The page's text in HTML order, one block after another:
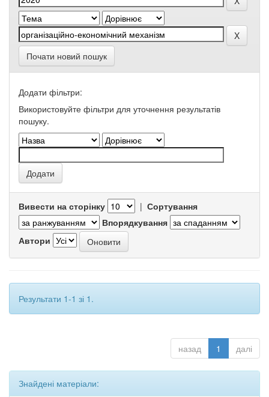
Почати новий пошук
Додати фільтри:
Використовуйте фільтри для уточнення результатів
пошуку.
Вивести на сторінку | Сортування
Впорядкування
Автори
Результати 1-1 зі 1.
назад 1 далі
Знайдені матеріали: